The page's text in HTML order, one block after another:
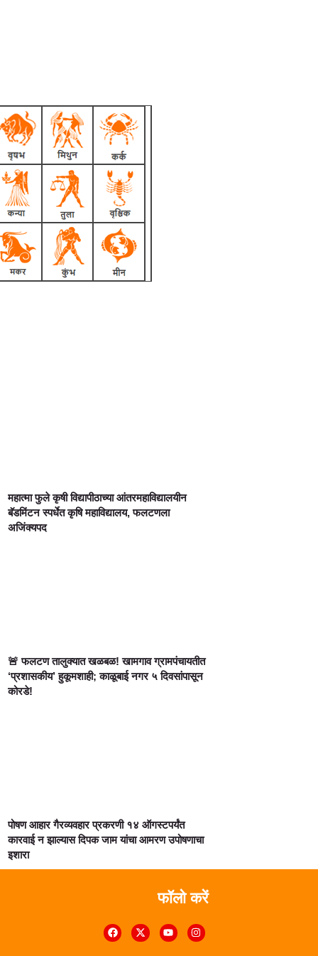
महात्मा फुले कृषी विद्यापीठाच्या आंतरमहाविद्यालयीन
बॅडमिंटन स्पर्धेत कृषि महाविद्यालय, फलटणला
अजिंक्यपद
🚨 फलटण तालुक्यात खळबळ! खामगाव ग्रामपंचायतीत
‘प्रशासकीय’ हुकूमशाही; काळूबाई नगर ५ दिवसांपासून
कोरडे!
पोषण आहार गैरव्यवहार प्रकरणी १४ ऑगस्टपर्यंत
कारवाई न झाल्यास दिपक जाम यांचा आमरण उपोषणाचा
इशारा
फॉलो करें